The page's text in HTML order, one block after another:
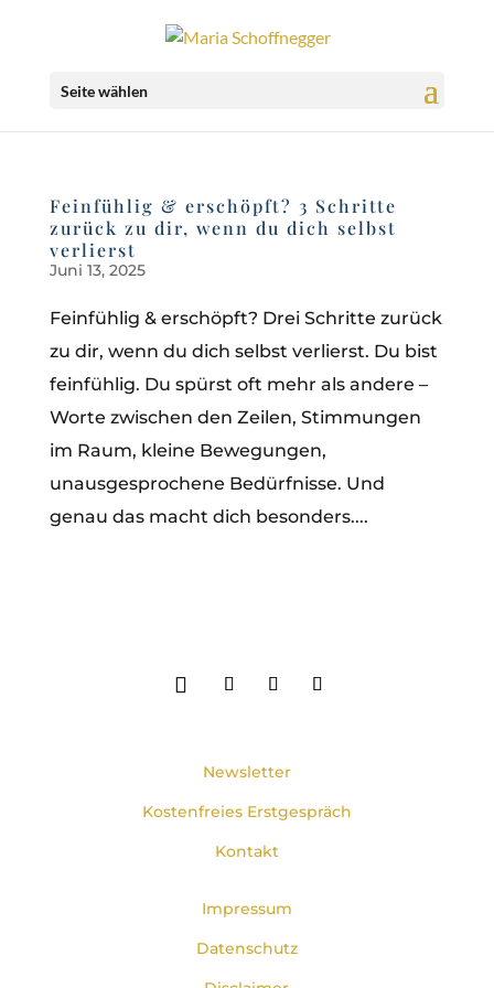
Seite wählen
Feinfühlig & erschöpft? 3 Schritte
zurück zu dir, wenn du dich selbst
verlierst
Juni 13, 2025
Feinfühlig & erschöpft? Drei Schritte zurück
zu dir, wenn du dich selbst verlierst. Du bist
feinfühlig. Du spürst oft mehr als andere –
Worte zwischen den Zeilen, Stimmungen
im Raum, kleine Bewegungen,
unausgesprochene Bedürfnisse. Und
genau das macht dich besonders....
Newsletter
Kostenfreies Erstgespräch
Kontakt
Impressum
Datenschutz